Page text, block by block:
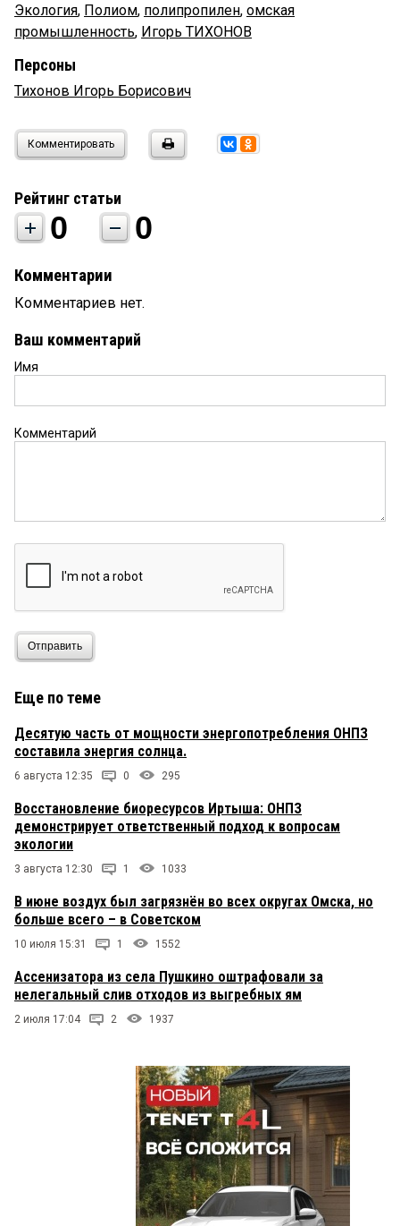
Экология, Полиом, полипропилен, омская
промышленность, Игорь ТИХОНОВ
Персоны
Тихонов Игорь Борисович
Комментировать
Рейтинг статьи
0 0
Комментарии
Комментариев нет.
Ваш комментарий
Имя
Комментарий
Отправить
Еще по теме
Десятую часть от мощности энергопотребления ОНПЗ
составила энергия солнца.
6 августа 12:35 0 295
Восстановление биоресурсов Иртыша: ОНПЗ
демонстрирует ответственный подход к вопросам
экологии
3 августа 12:30 1 1033
В июне воздух был загрязнён во всех округах Омска, но
больше всего – в Советском
10 июля 15:31 1 1552
Ассенизатора из села Пушкино оштрафовали за
нелегальный слив отходов из выгребных ям
2 июля 17:04 2 1937